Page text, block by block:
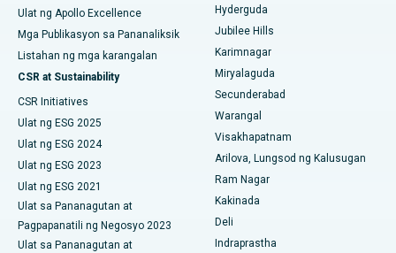
Pinakamahusay na Ospital sa New Delhi
Pinakamahusay na Ospital sa DRDO, Hyderabad
Pinakamahusay na Ospital sa GS Road, Guwahati
Pinakamahusay na Ospital sa Hyderguda, Hyderabad
Pinakamahusay na Ospital sa Vijay Nagar, Indore
Pinakamahusay na Ospital sa Suryaraopeta Main Road,
Kakinada
Pinakamahusay na Ospital sa Canal Circular Road, Kolkata
Deep Brain Stimulation
Peritoneyal Dialysis
Parathyroidectomy
Cytoreductive Surgery
Ceramic Kabuuang Pagpapalit ng Tuhod
ERCP
Ulat ng Apollo Excellence
Mga Publikasyon sa Pananaliksik
Listahan ng mga karangalan
CSR at Sustainability
CSR Initiatives
Ulat ng ESG 2025
Ulat ng ESG 2024
Ulat ng ESG 2023
Ulat ng ESG 2021
Ulat sa Pananagutan at
Pagpapanatili ng Negosyo 2023
Ulat sa Pananagutan at
Hyderguda
Jubilee Hills
Karimnagar
Miryalaguda
Secunderabad
Warangal
Visakhapatnam
Arilova, Lungsod ng Kalusugan
Ram Nagar
Kakinada
Deli
Indraprastha